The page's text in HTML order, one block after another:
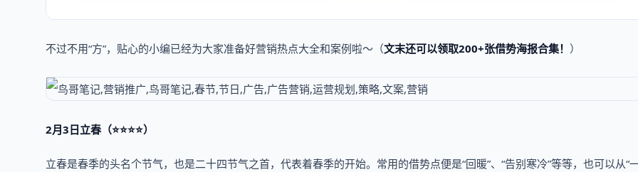
不过不用“方”，贴心的小编已经为大家准备好营销热点大全和案例啦～（文末还可以领取200+张借势海报合集！ ）
2月3日立春（⭐⭐⭐⭐）
立春是春季的头名个节气，也是二十四节气之首，代表着春季的开始。常用的借势点便是“回暖”、“告别寒冷”等等，也可以从“